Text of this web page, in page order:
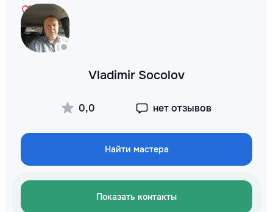
Vladimir Socolov
0,0 нет отзывов
Найти мастера
Показать контакты